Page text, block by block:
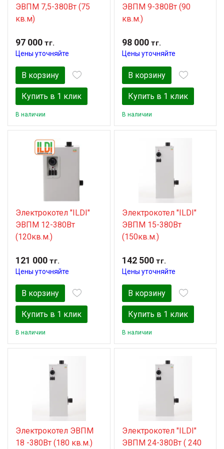
ЭВПМ 7,5-380Вт (75
кв.м)
97 000 тг.
Цены уточняйте
В корзину
Купить в 1 клик
В наличии
ЭВПМ 9-380Вт (90
кв.м.)
98 000тг.
Цены уточняйте
В корзину
Купить в 1 клик
В наличии
Электрокотел "ILDI"
ЭВПМ 12-380Вт
(120кв.м.)
121 000 тг.
Цены уточняйте
В корзину
Купить в 1 клик
В наличии
Электрокотел "ILDI"
ЭВПМ 15-380Вт
(150кв.м.)
142 500тг.
Цены уточняйте
В корзину
Купить в 1 клик
В наличии
Электрокотел ЭВПМ
18 -380Вт (180 кв.м.)
Электрокотел "ILDI"
ЭВПМ 24-380Вт ( 240